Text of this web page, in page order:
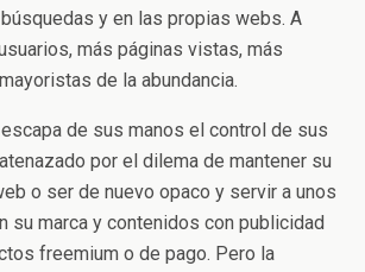
y en las propias webs. A
más páginas vistas, más
de la abundancia.
de sus manos el control de sus
por el dilema de mantener su
o ser de nuevo opaco y servir a unos
su marca y contenidos con publicidad
freemium o de pago. Pero la